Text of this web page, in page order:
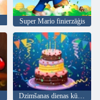
Super Mario finierzāģis
Dzimšanas dienas kūka mīkla